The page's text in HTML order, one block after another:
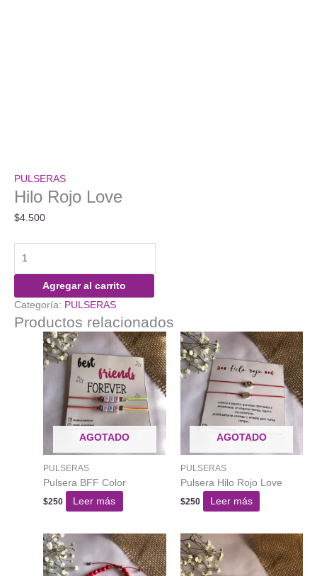
PULSERAS
Hilo Rojo Love
$4.500
Rojo
cantidad
Agregar al carrito
Categoría: PULSERAS
Productos relacionados
AGOTADO
PULSERAS
Pulsera BFF Color
$250 Leer más
AGOTADO
PULSERAS
Pulsera Hilo Rojo Love
$250 Leer más